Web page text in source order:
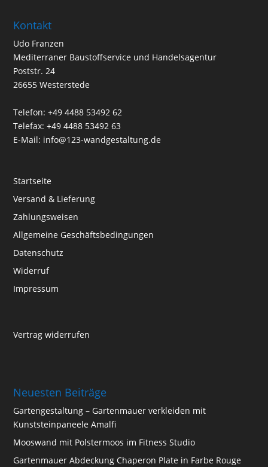
Kontakt
Udo Franzen
Mediterraner Baustoffservice und Handelsagentur
Poststr. 24
26655 Westerstede
Telefon: +49 4488 53492 62
Telefax: +49 4488 53492 63
E-Mail: info@123-wandgestaltung.de
Startseite
Versand & Lieferung
Zahlungsweisen
Allgemeine Geschäftsbedingungen
Datenschutz
Widerruf
Impressum
Vertrag widerrufen
Neuesten Beiträge
Gartengestaltung – Gartenmauer verkleiden mit
Kunststeinpaneele Amalfi
Mooswand mit Polstermoos im Fitness Studio
Gartenmauer Abdeckung Chaperon Plate in Farbe Rouge